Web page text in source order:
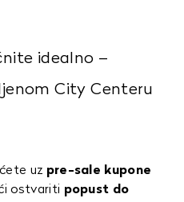
idealno –
City Centeru
uz pre-sale kupone
ostvariti popust do